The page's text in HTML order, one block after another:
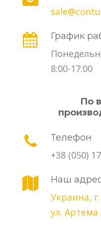
График
8:00-17:00
По
Телефон
+38 (050)
Наш
Украина,
ул.